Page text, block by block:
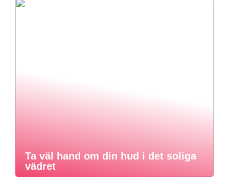
Ta väl hand om din hud i det soliga
vädret